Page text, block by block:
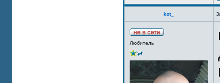
kot_
Любитель